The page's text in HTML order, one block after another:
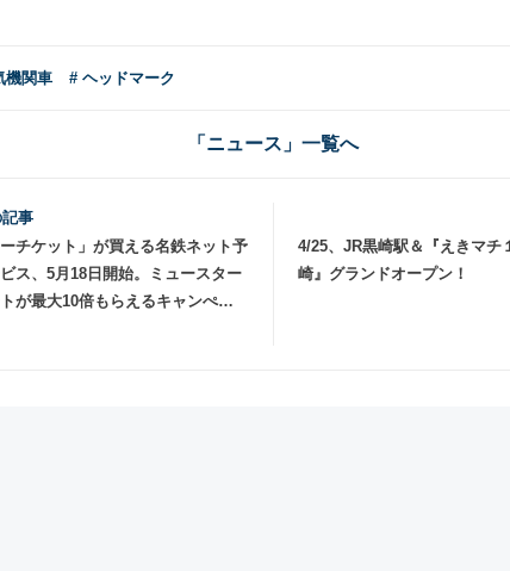
機関車 # ヘッドマーク
「ニュース」一覧へ
事
ーチケット」が買える名鉄ネット予
ス、5月18日開始。ミュースター
が最大10倍もらえるキャンぺー
4/25、JR黒崎駅＆『えきマチ
崎』グランドオープン！